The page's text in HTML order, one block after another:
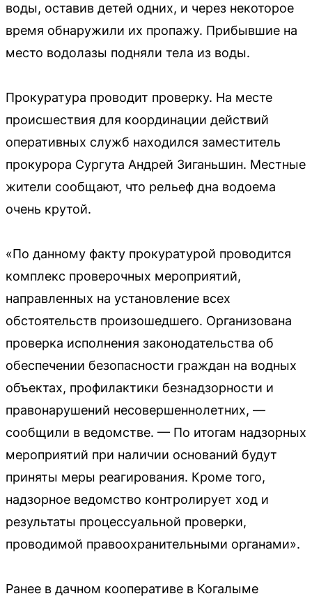
воды, оставив детей одних, и через некоторое
время обнаружили их пропажу. Прибывшие на
место водолазы подняли тела из воды.
Прокуратура проводит проверку. На месте
происшествия для координации действий
оперативных служб находился заместитель
прокурора Сургута Андрей Зиганьшин. Местные
жители сообщают, что рельеф дна водоема
очень крутой.
«По данному факту прокуратурой проводится
комплекс проверочных мероприятий,
направленных на установление всех
обстоятельств произошедшего. Организована
проверка исполнения законодательства об
обеспечении безопасности граждан на водных
объектах, профилактики безнадзорности и
правонарушений несовершеннолетних, —
сообщили в ведомстве. — По итогам надзорных
мероприятий при наличии оснований будут
приняты меры реагирования. Кроме того,
надзорное ведомство контролирует ход и
результаты процессуальной проверки,
проводимой правоохранительными органами».
Ранее в дачном кооперативе в Когалыме